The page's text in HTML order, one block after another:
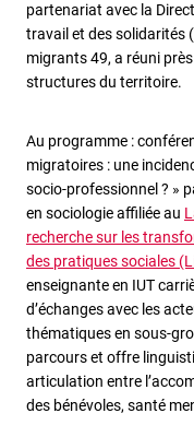
partenariat avec la
travail et des solidarités
migrants 49, a réuni
structures du territoire.
Au programme :
migratoires : une
socio-professionnel ? »
en sociologie affiliée au
recherche sur les
des pratiques sociales
enseignante en IUT
d’échanges avec les
thématiques en sous-
parcours et offre
articulation entre
des bénévoles, santé